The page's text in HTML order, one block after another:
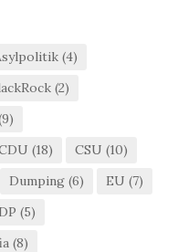
(4)
(2)
(18) CSU (10)
Dumping (6) EU (7)
(5)
(8)